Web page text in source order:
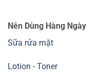
Nên Dùng Hàng Ngày
Sữa rửa mặt
Lotion - Toner